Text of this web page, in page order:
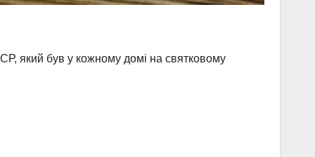
який був у кожному домі на святковому